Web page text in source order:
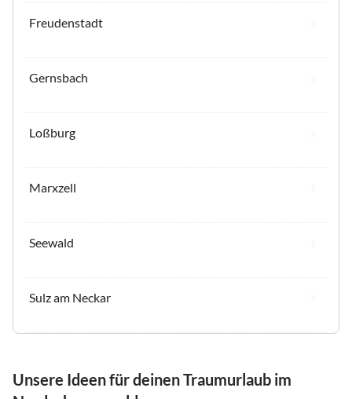
Freudenstadt
Gernsbach
Loßburg
Marxzell
Seewald
Sulz am Neckar
Unsere Ideen für deinen Traumurlaub im